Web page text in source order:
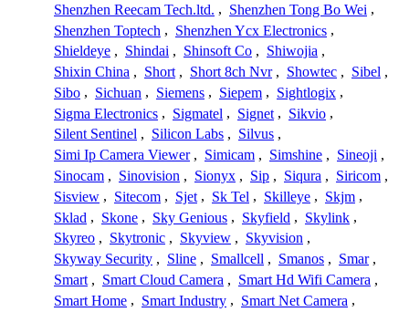
Shenzhen Reecam Tech.ltd. , Shenzhen Tong Bo Wei ,
Shenzhen Toptech , Shenzhen Ycx Electronics ,
Shieldeye , Shindai , Shinsoft Co , Shiwojia ,
Shixin China , Short , Short 8ch Nvr , Showtec , Sibel ,
Sibo , Sichuan , Siemens , Siepem , Sightlogix ,
Sigma Electronics , Sigmatel , Signet , Sikvio ,
Silent Sentinel , Silicon Labs , Silvus ,
Simi Ip Camera Viewer , Simicam , Simshine , Sineoji ,
Sinocam , Sinovision , Sionyx , Sip , Siqura , Siricom ,
Sisview , Sitecom , Sjet , Sk Tel , Skilleye , Skjm ,
Sklad , Skone , Sky Genious , Skyfield , Skylink ,
Skyreo , Skytronic , Skyview , Skyvision ,
Skyway Security , Sline , Smallcell , Smanos , Smar ,
Smart , Smart Cloud Camera , Smart Hd Wifi Camera ,
Smart Home , Smart Industry , Smart Net Camera ,